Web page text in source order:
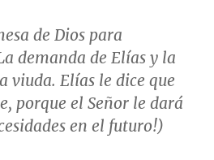
de Dios para
demanda de Elías y la
viuda. Elías le dice que
porque el Señor le dará
en el futuro!)